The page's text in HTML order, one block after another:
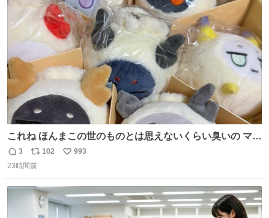
ト
数
数
これね ほんまこの世のものとは思えないくらい臭いの マジ
で、死ぬほど、臭い 中に入ってる謎スクイーズのせいなん
だけど
返
信
3
リ
ポ
ト
102
い
数
993
23時間前